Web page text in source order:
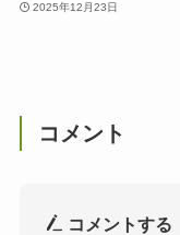
2025年12月23日
コメント
コメントする